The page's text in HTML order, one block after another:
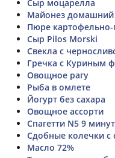
Сыр моцарелла
Майонез домашний
Пюре
Сыр Pilos Morski
Свекла с
Гречка с Куриным
Овощное рагу
Рыба в омлете
Йогурт без сахара
Овощное ассорти
Спагетти N5 9 минут
Сдобные колечки с
Масло 72%